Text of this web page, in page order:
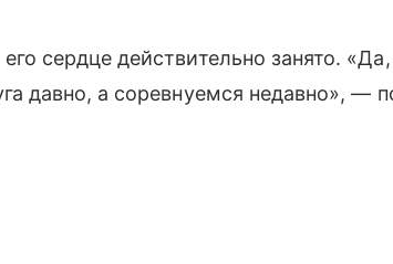
сердце действительно занято.
давно, а соревнуемся недавно», —